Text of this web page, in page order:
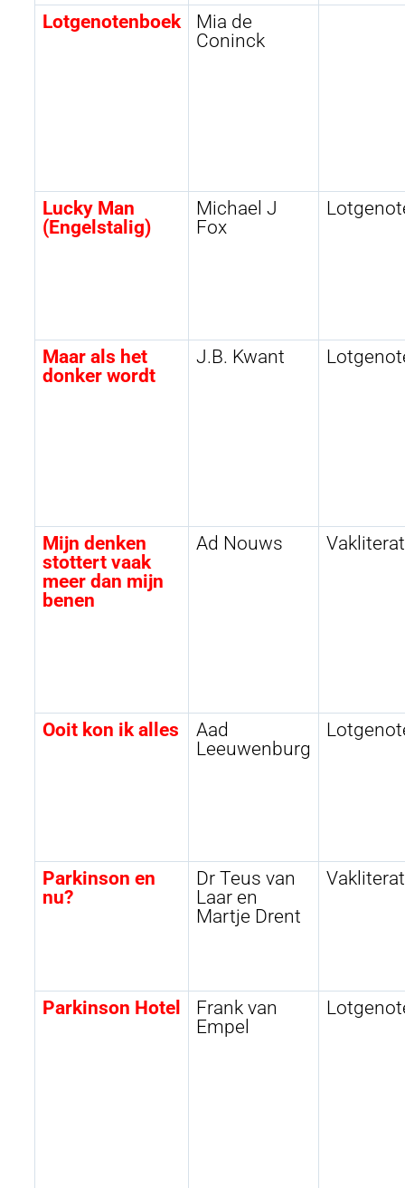
Lotgenotenboek
Mia de
Coninck
Lucky Man
(Engelstalig)
Michael J
Fox
Maar als het
donker wordt
J.B. Kwant
Mijn denken
stottert vaak
meer dan mijn
benen
Ad Nouws
Ooit kon ik alles
Aad
Leeuwenburg
Parkinson en
nu?
Dr Teus van
Laar en
Martje Drent
Parkinson Hotel
Frank van
Empel